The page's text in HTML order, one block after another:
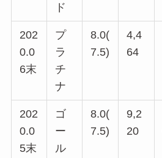
ド
202
0.0
6末
プ
ラ
チ
ナ
8.0(
7.5)
4,4
64
202
0.0
5末
ゴ
ー
ル
8.0(
7.5)
9,2
20